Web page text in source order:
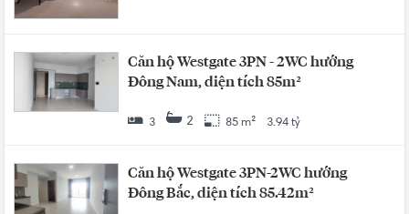
Căn hộ Westgate 3PN - 2WC hướng
Đông Nam, diện tích 85m²
3 2 85 m² 3.94 tỷ
Căn hộ Westgate 3PN-2WC hướng
Đông Bắc, diện tích 85.42m²